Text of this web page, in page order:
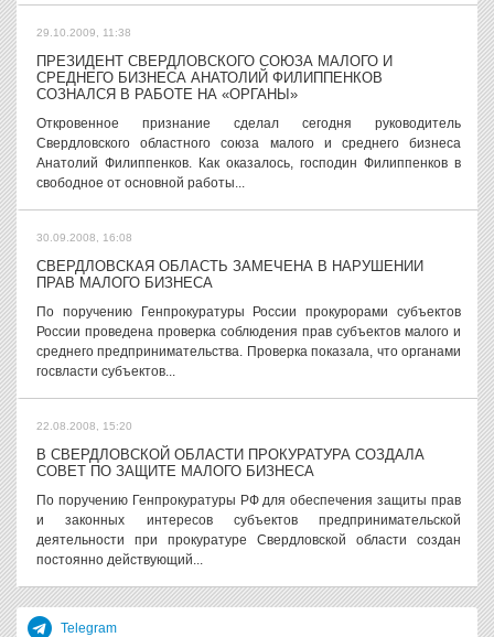
29.10.2009, 11:38
ПРЕЗИДЕНТ СВЕРДЛОВСКОГО СОЮЗА МАЛОГО И
СРЕДНЕГО БИЗНЕСА АНАТОЛИЙ ФИЛИППЕНКОВ
СОЗНАЛСЯ В РАБОТЕ НА «ОРГАНЫ»
Откровенное признание сделал сегодня руководитель
Свердловского областного союза малого и среднего бизнеса
Анатолий Филиппенков. Как оказалось, господин Филиппенков в
свободное от основной работы...
30.09.2008, 16:08
СВЕРДЛОВСКАЯ ОБЛАСТЬ ЗАМЕЧЕНА В НАРУШЕНИИ
ПРАВ МАЛОГО БИЗНЕСА
По поручению Генпрокуратуры России прокурорами субъектов
России проведена проверка соблюдения прав субъектов малого и
среднего предпринимательства. Проверка показала, что органами
госвласти субъектов...
22.08.2008, 15:20
В СВЕРДЛОВСКОЙ ОБЛАСТИ ПРОКУРАТУРА СОЗДАЛА
СОВЕТ ПО ЗАЩИТЕ МАЛОГО БИЗНЕСА
По поручению Генпрокуратуры РФ для обеспечения защиты прав
и законных интересов субъектов предпринимательской
деятельности при прокуратуре Свердловской области создан
постоянно действующий...
Telegram